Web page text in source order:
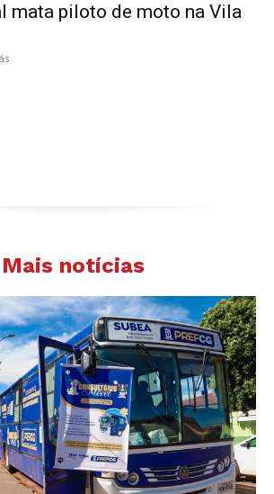
mata piloto de moto na Vila
Mais notícias